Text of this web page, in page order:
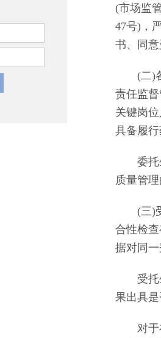
(市场监
47号)，
书、同
(二)各
责任监
关键岗
具备履
委托生
质量管
(三)受
合性检
据对同
受托生
果出具
对于在